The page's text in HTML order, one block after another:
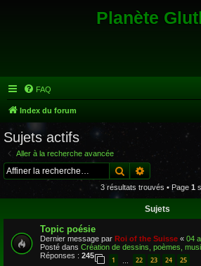
Planète
FAQ
Index du forum
Sujets actifs
Aller à la recherche avancée
RechercherRecherche
3 résultats trouvés • Page 1
Sujets
Topic poésie
Dernier message par Roi of the Suisse « 04
Posté dans Création de dessins, poèmes,
Réponses : 245
1 22 23 24 25